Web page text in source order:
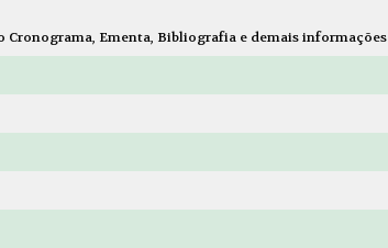
Cronograma, Ementa, Bibliografia e demais informações